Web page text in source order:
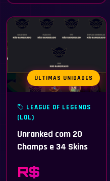
ÚLTIMAS UNIDADES
LEAGUE OF LEGENDS
(LOL)
Unranked com 20
Champs e 34 Skins
R$